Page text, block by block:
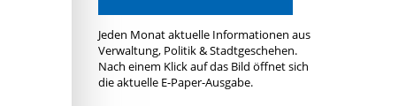
Jeden Monat aktuelle Informationen aus
Verwaltung, Politik & Stadtgeschehen.
Nach einem Klick auf das Bild öffnet sich
die aktuelle E-Paper-Ausgabe.